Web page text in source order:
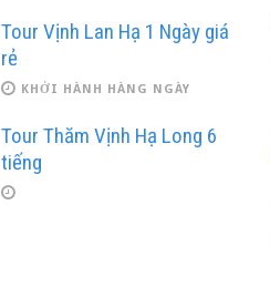
Tour Vịnh Lan Hạ 1 Ngày giá
rẻ
KHỞI HÀNH HÀNG NGÀY
Tour Thăm Vịnh Hạ Long 6
tiếng